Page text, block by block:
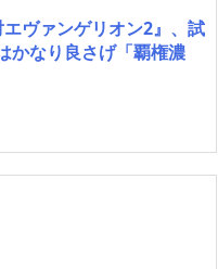
エヴァンゲリオン2』、試
かなり良さげ「覇権濃